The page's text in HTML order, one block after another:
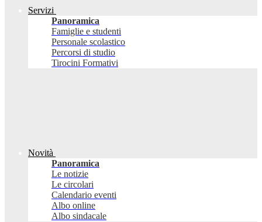
Servizi
Panoramica
Famiglie e studenti
Personale scolastico
Percorsi di studio
Tirocini Formativi
Novità
Panoramica
Le notizie
Le circolari
Calendario eventi
Albo online
Albo sindacale